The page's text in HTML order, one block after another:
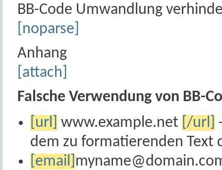
BB-Code Umwandlung
[noparse]
Anhang
[attach]
Falsche Verwendung von BB-
[url] www.example.net [/url]
dem zu formatierenden Text
[email]